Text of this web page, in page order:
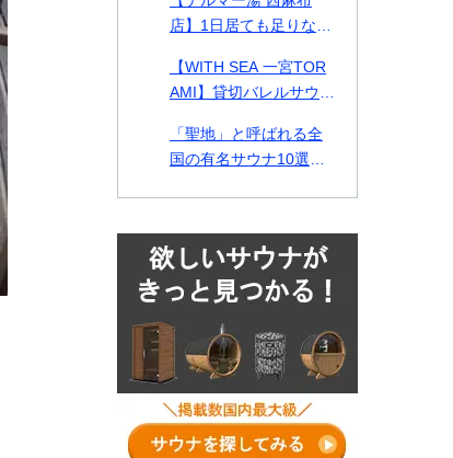
紹介！
店】1日居ても足りない
をとっても高クオリテ
ィな西麻布テルマー湯
を徹底解剖！
【WITH SEA 一宮TOR
AMI】貸切バレルサウナ
一宮TORAMIで海とサ
ウナを味わう
「聖地」と呼ばれる全
国の有名サウナ10選！
ナランキングも各年ま
とめ！